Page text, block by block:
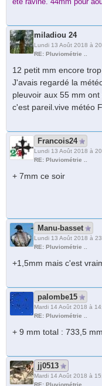
miladiou 24
Lundi 13 Août 2018 à
RE: Pluviométrie ..
12 petit mm encore trop
J'avais regardé la
pleuvoir aux 55 mm
c'est pareil.vive météo
Francois24
Lundi 13 Août 2018 à
RE: Pluviométrie ..
+ 7mm ce soir
Manu-basset
Lundi 13 Août 2018 à
RE: Pluviométrie ..
+1,5mm mais c'est
palombe15
Mardi 14 Août 2018 à
RE: Pluviométrie ..
+ 9 mm total : 733,5 mm
jj0513
Mardi 14 Août 2018 à
RE: Pluviométrie ..